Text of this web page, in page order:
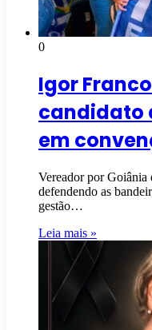
0
Igor
candidato
em
Vereador por Goiânia
defendendo as
gestão…
Leia mais »